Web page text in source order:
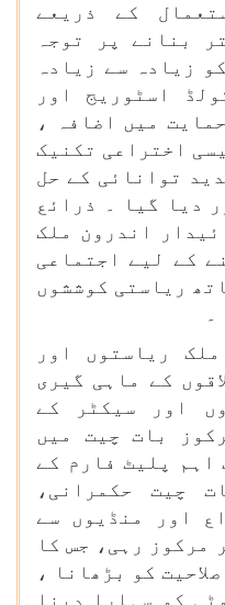
کے ذریعے
بنانے پر توجہ
زیادہ سے زیادہ
اسٹوریج اور
میں اضافہ ،
اختراعی تکنیک
توانائی کے حل
دیا گیا ۔ ذرائع
اندرون ملک
کے لیے اجتماعی
ریاستی کوششوں
۔
ریاستوں اور
کے ماہی گیری
اور سیکٹر کے
بات چیت میں
اہم پلیٹ فارم کے
چیت حکمرانی،
اور منڈیوں سے
مرکوز رہی، جس کا
کو بڑھانا ،
کو سہارا دینا